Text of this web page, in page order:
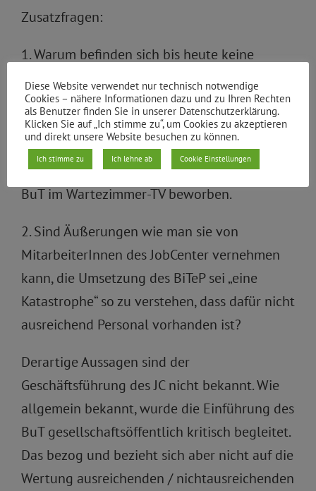
Zusatzfragen:
1. Warum befinden sich bis heute keine
deutlich sichtbaren Plakate oder andere eye-
catcher im JobCenter, die auf das BiTeP
hinweisen? Jeder Erstantragsstellende
erfährt Beratung zum Bildungs- und
Teilhabepaket (BuT). Darüber hinaus wird das
BuT im Wartezimmer-TV beworben.
2. Sind Äußerungen wie man sie von
MitarbeiterInnen des JobCenter vernehmen
kann, die Umsetzung des BiTeP sei „eine
Katastrophe“ so zu verstehen, dass dafür nicht
ausreichend Personal vorhanden ist?
Derartige Aussagen sind der
Geschäftsführung des JC nicht bekannt. Wie
allgemein bekannt, wurde die Einführung des
BuT gesellschaftsöffentlich kritisch begleitet.
Das bezog und bezieht sich aber nicht auf die
Wertung ausreichenden / nichtausreichenden
Diese Website verwendet nur technisch notwendige
Cookies – nähere Informationen dazu und zu Ihren Rechten
als Benutzer finden Sie in unserer Datenschutzerklärung.
Klicken Sie auf „Ich stimme zu“, um Cookies zu akzeptieren
und direkt unsere Website besuchen zu können.
Ich stimme zu Ich lehne ab Cookie Einstellungen